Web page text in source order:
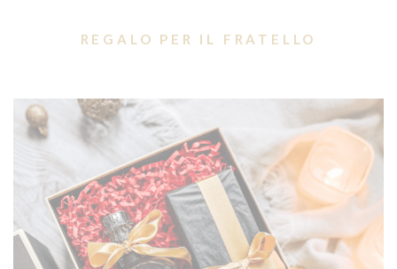
REGALO PER IL FRATELLO